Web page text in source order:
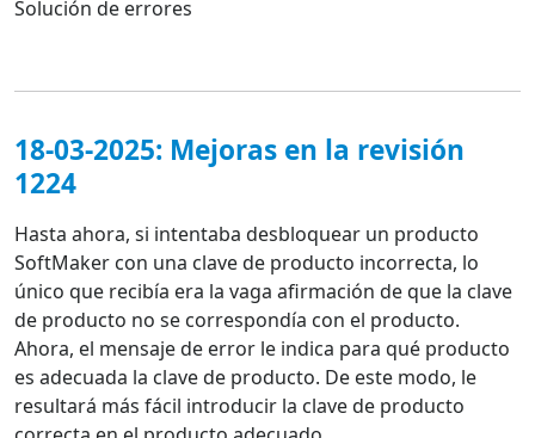
Solución de errores
18-03-2025: Mejoras en la revisión
1224
Hasta ahora, si intentaba desbloquear un producto
SoftMaker con una clave de producto incorrecta, lo
único que recibía era la vaga afirmación de que la clave
de producto no se correspondía con el producto.
Ahora, el mensaje de error le indica para qué producto
es adecuada la clave de producto. De este modo, le
resultará más fácil introducir la clave de producto